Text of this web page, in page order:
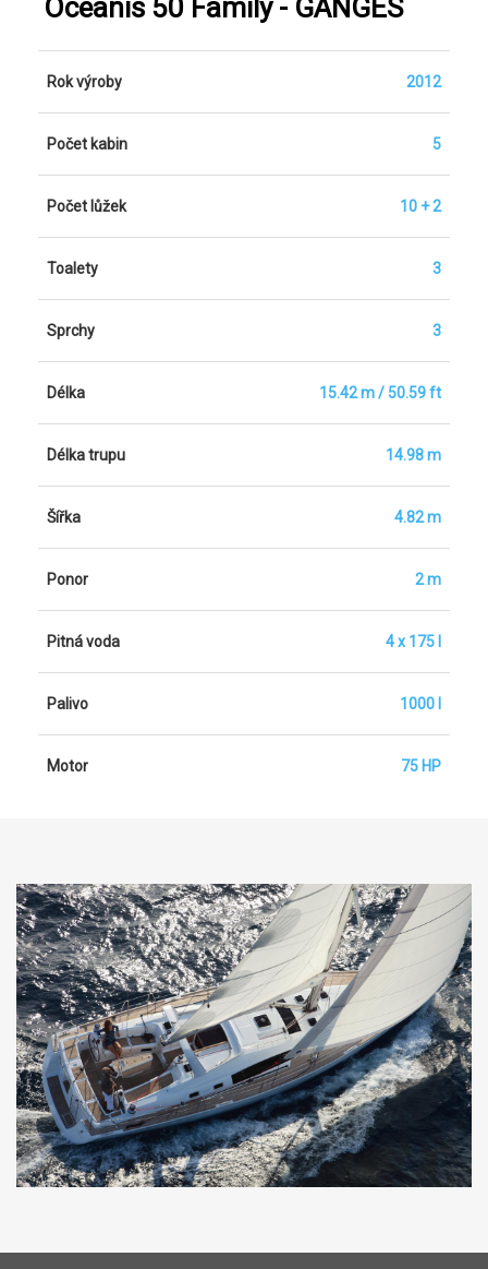
Oceanis 50 Family - GANGES
Rok výroby 2012
Počet kabin 5
Počet lůžek 10 + 2
Toalety 3
Sprchy 3
Délka 15.42 m / 50.59 ft
Délka trupu 14.98 m
Šířka 4.82 m
Ponor 2 m
Pitná voda 4 x 175 l
Palivo 1000 l
Motor 75 HP